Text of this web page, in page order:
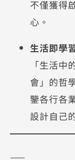
不僅獲得
心。
生活即學
「生活中
會」的哲
鑒各行各
設計自己
⸺